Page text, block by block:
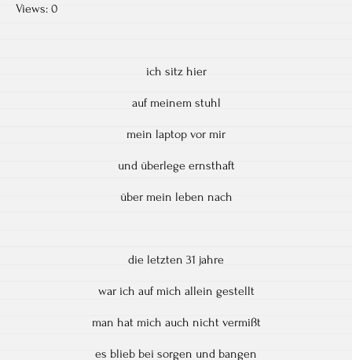
Views: 0
ich sitz hier
auf meinem stuhl
mein laptop vor mir
und überlege ernsthaft
über mein leben nach
die letzten 31 jahre
war ich auf mich allein gestellt
man hat mich auch nicht vermißt
es blieb bei sorgen und bangen